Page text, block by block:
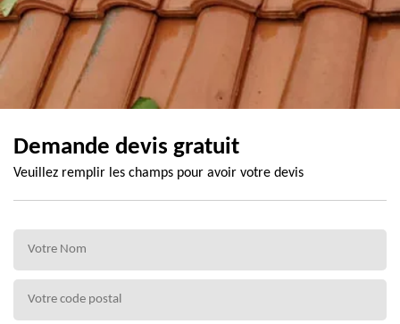
Demande devis gratuit
Veuillez remplir les champs pour avoir votre devis